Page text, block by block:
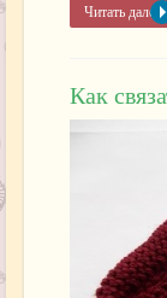
Читать далее »
Как